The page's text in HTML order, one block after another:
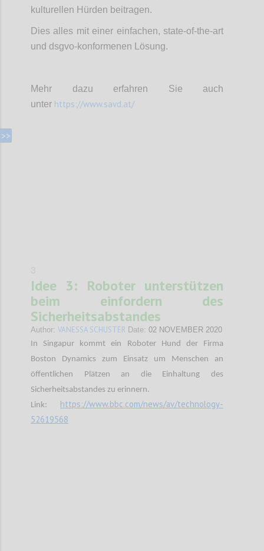
kulturellen Hürden beitragen.
Dies alles mit einer einfachen, state-of-the-art
und dsgvo-konformenen Lösung.
Mehr dazu erfahren Sie auch
unter https://www.savd.at/
Idee 3: Roboter unterstützen
beim einfordern des
Sicherheitsabstandes
Author: VANESSA SCHUSTER Date: 02 NOVEMBER 2020
In Singapur kommt ein Roboter Hund der Firma
Boston Dynamics zum Einsatz um Menschen an
öffentlichen Plätzen an die Einhaltung des
Sicherheitsabstandes zu erinnern.
Link: https://www.bbc.com/news/av/technology-
52619568